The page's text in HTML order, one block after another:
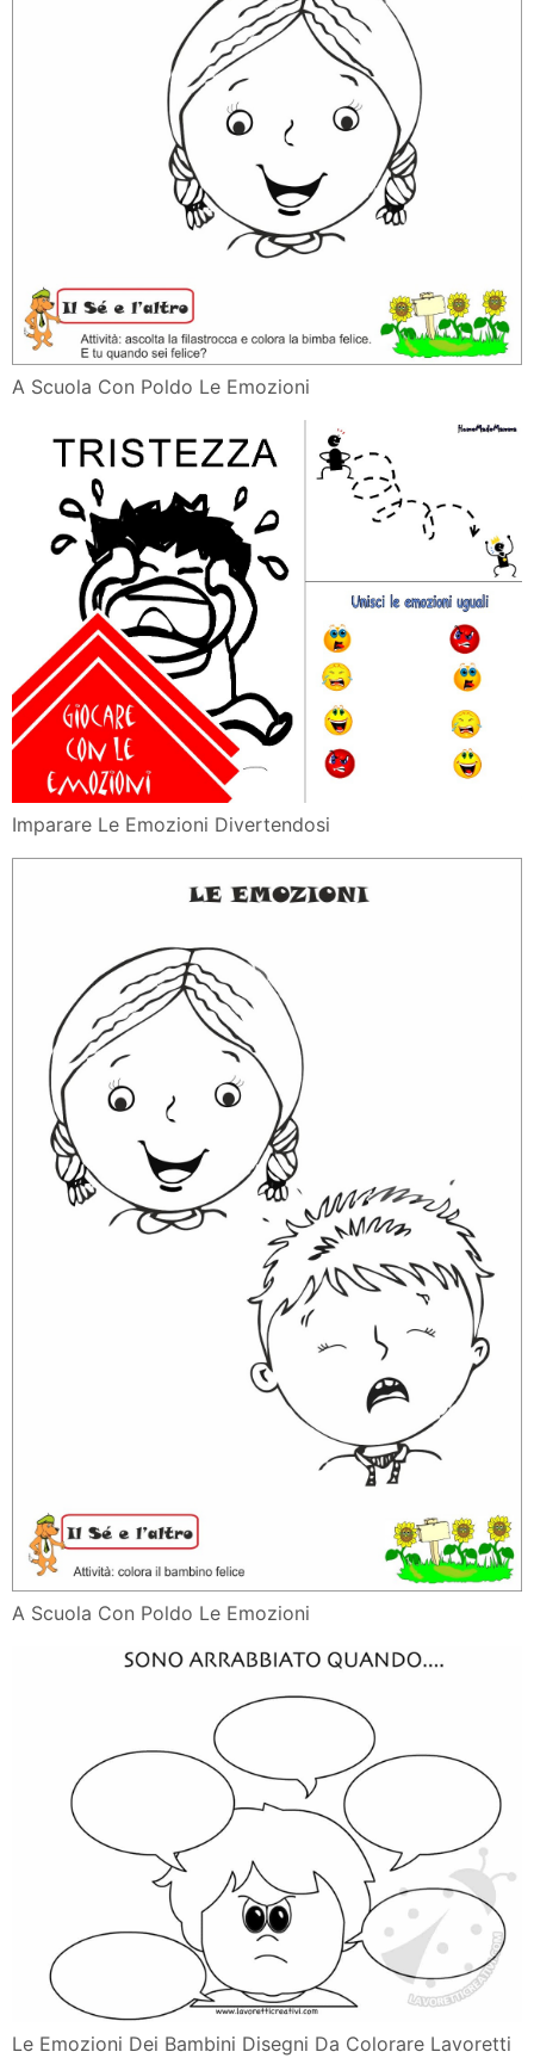
A Scuola Con Poldo Le Emozioni
Imparare Le Emozioni Divertendosi
A Scuola Con Poldo Le Emozioni
Le Emozioni Dei Bambini Disegni Da Colorare Lavoretti